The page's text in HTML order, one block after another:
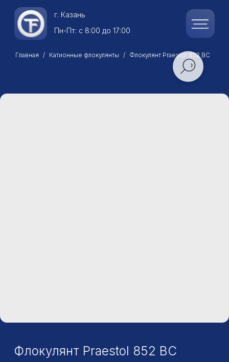
Казань
Пн-Пт: с 8:00 до 17:00
Главная Катионные флокулянты Флокулянт Praestol 852 BC
Широкий выбор флокулянтов Праестол с доставкой по
Повсеместное применение флокулянтов серии Praestol
обусловлено доступной ценой, высокой эффективностью